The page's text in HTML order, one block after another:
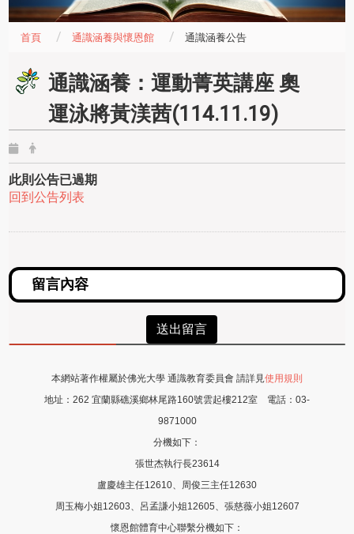
首頁 通識涵養與懷恩館 通識涵養公告
通識涵養：運動菁英講座 奧
運泳將黃渼茜(114.11.19)
此則公告已過期
回到公告列表
送出留言
本網站著作權屬於佛光大學 通識教育委員會 請詳見 使用規則
地址： 262 宜蘭縣礁溪鄉林尾路160號雲起樓212室 電話： 03-
9871000
分機如下：
張世杰執行長23614
盧慶雄主任12610、周俊三主任12630
周玉梅小姐12603、呂孟謙小姐12605 、張慈薇小姐12607
懷恩館體育中心聯繫分機如下：